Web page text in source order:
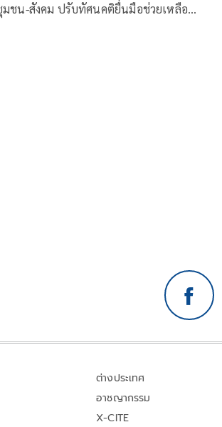
มชน-สังคม ปรับทัศนคติยื่นมือช่วยเหลือ
ต่างประเทศ
อาชญากรรม
X-CITE